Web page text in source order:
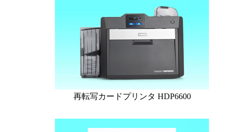
再転写カードプリンタ HDP6600